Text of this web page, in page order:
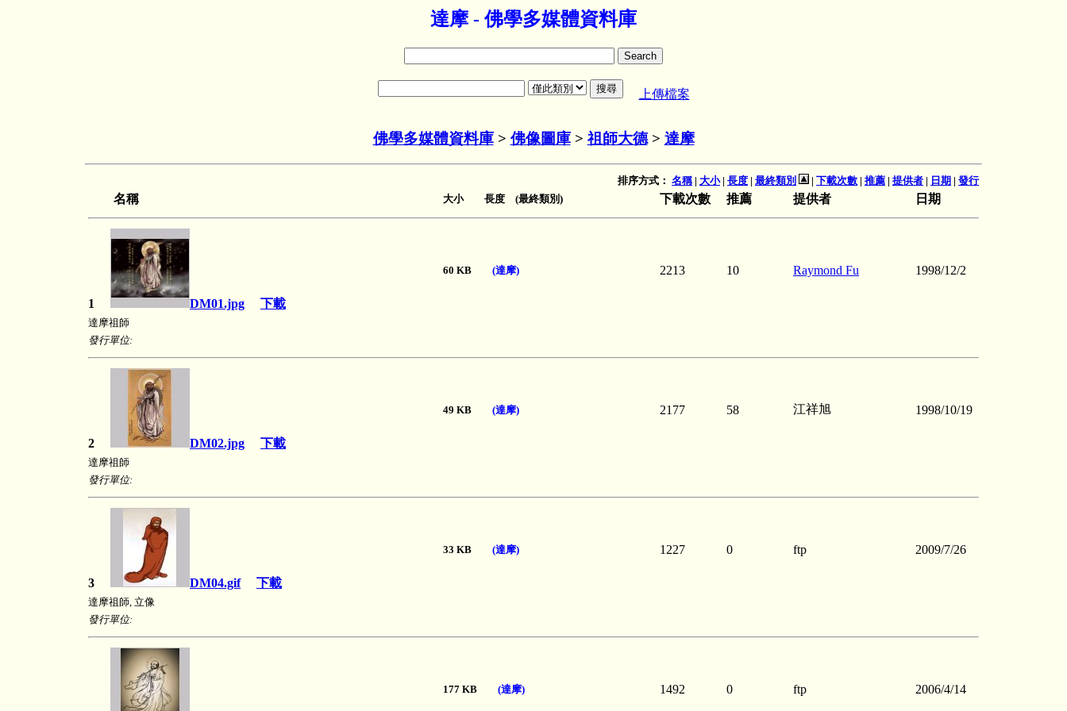
達摩 - 佛學多媒體資料庫
上傳檔案
佛學多媒體資料庫> 佛像圖庫>祖師大德> 達摩
排序方式： 名稱| 大小| 長度 | 最終類別 | 下載次數 | 推薦 | 提供者 | 日期 | 發行
名稱 大小 長度 (最終類別) 下載次數 推薦 提供者 日期
1 DM01.jpg 下載
60 KB (達摩) 2213 10 Raymond Fu 1998/12/2
達摩祖師
發行單位:
2 DM02.jpg 下載
49 KB (達摩) 2177 58 江祥旭 1998/10/19
達摩祖師
發行單位:
3 DM04.gif 下載
33 KB (達摩) 1227 0 ftp 2009/7/26
達摩祖師, 立像
發行單位:
177 KB (達摩) 1492 0 ftp 2006/4/14